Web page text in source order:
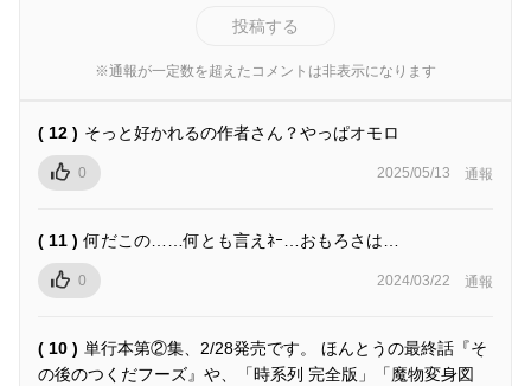
投稿する
※通報が一定数を超えたコメントは非表示になります
( 12 ) そっと好かれるの作者さん？やっぱオモロ
0 2025/05/13 通報
( 11 ) 何だこの……何とも言えﾈｰ…おもろさは…
0 2024/03/22 通報
( 10 ) 単行本第②集、2/28発売です。 ほんとうの最終話『そ
の後のつくだフーズ』や、「時系列 完全版」「魔物変身図